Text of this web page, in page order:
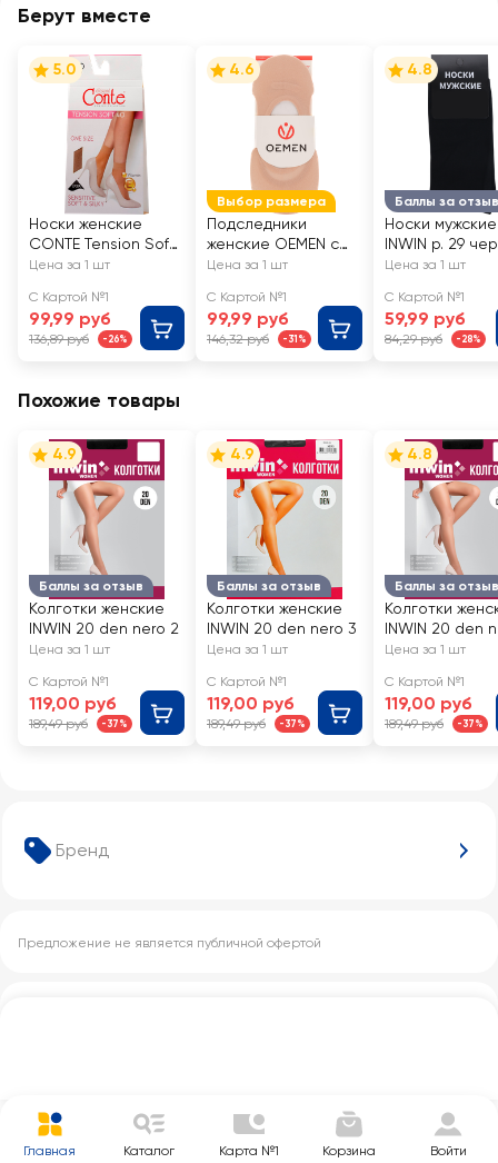
Бренд
Предложение не является публичной офертой
Берут вместе
5.0
Носки женские
CONTE Tension Soft
40 den, natural, Арт.
Цена за 1 шт
С Картой №1
99,99 руб
136,89 руб -26%
Выбор размера
4.6
Подследники
женские OEMEN с
силиконовой
бежевые, Арт.
KP006
Цена за 1 шт
С Картой №1
99,99 руб
146,32 руб -31%
Баллы за отзыв
4.8
Носки мужские
INWIN р. 29
Арт. BMS02-01
Цена за 1 шт
С Картой №1
59,99 руб
84,29 руб -28%
Похожие товары
Баллы за отзыв
4.9
Колготки женские
INWIN 20 den nero 2
Цена за 1 шт
С Картой №1
119,00 руб
189,49 руб -37%
Баллы за отзыв
4.9
Колготки женские
INWIN 20 den nero 3
Цена за 1 шт
С Картой №1
119,00 руб
189,49 руб -37%
Баллы за отзыв
4.8
Колготки
INWIN 20 den
Цена за 1 шт
С Картой №1
119,00 руб
189,49 руб -37%
Главная Каталог Карта №1 Корзина Войти